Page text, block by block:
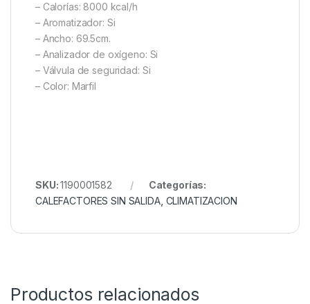
– Calorías: 8000 kcal/h
– Aromatizador: Si
– Ancho: 69.5cm.
– Analizador de oxígeno: Si
– Válvula de seguridad: Si
– Color: Marfil
SKU:1190001582
Categorías:
CALEFACTORES SIN SALIDA, CLIMATIZACION
Productos relacionados